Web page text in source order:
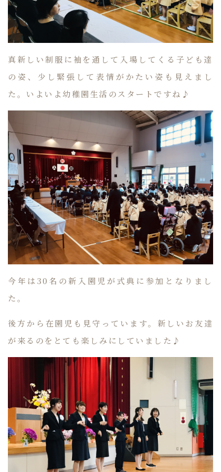
真新しい制服に袖を通して入場してくる子ども達
の姿、少し緊張して表情がかたい姿も見えまし
た。いよいよ幼稚園生活のスタートですね♪
今年は30名の新入園児が式典に参加となりまし
た。
後方から在園児も見守っています。新しいお友達
が来るのをとても楽しみにしていました♪